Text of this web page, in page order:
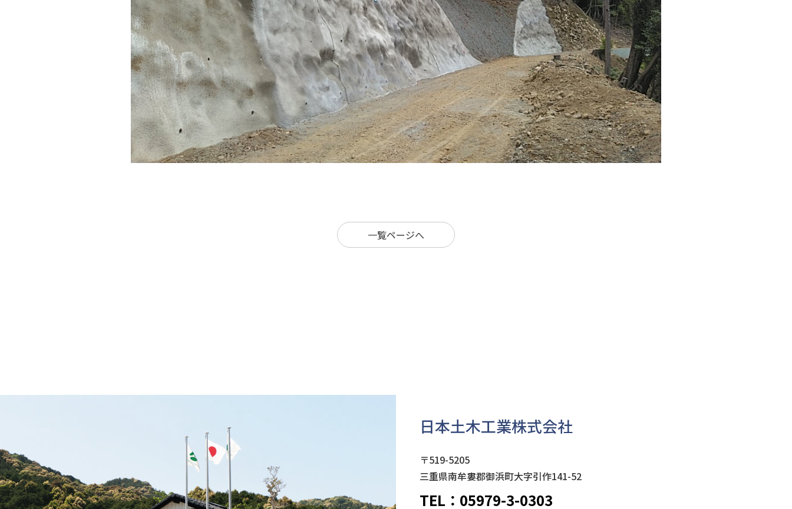
一覧ページへ
日本土木工業株式会社
〒519-5205
三重県南牟婁郡御浜町大字引作141-52
TEL：05979-3-0303